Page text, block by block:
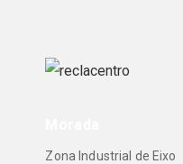
Zona Industrial de Eixo